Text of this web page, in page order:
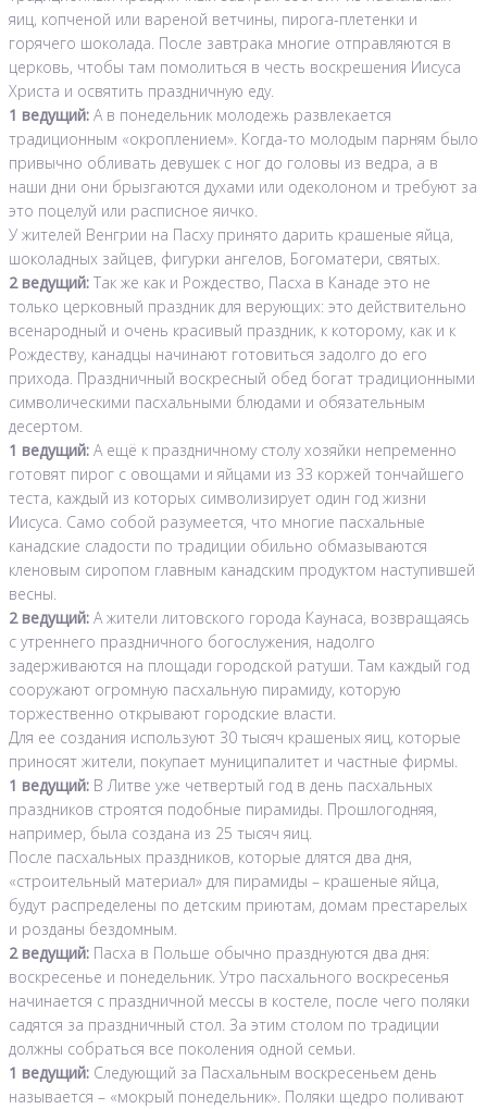
яиц, копченой или вареной ветчины, пирога-плетенки и
горячего шоколада. После завтрака многие отправляются в
церковь, чтобы там помолиться в честь воскрешения Иисуса
Христа и освятить праздничную еду.
1 ведущий: А в понедельник молодежь развлекается
традиционным «окроплением». Когда-то молодым парням было
привычно обливать девушек с ног до головы из ведра, а в
наши дни они брызгаются духами или одеколоном и требуют за
это поцелуй или расписное яичко.
У жителей Венгрии на Пасху принято дарить крашеные яйца,
шоколадных зайцев, фигурки ангелов, Богоматери, святых.
2 ведущий: Так же как и Рождество, Пасха в Канаде это не
только церковный праздник для верующих: это действительно
всенародный и очень красивый праздник, к которому, как и к
Рождеству, канадцы начинают готовиться задолго до его
прихода. Праздничный воскресный обед богат традиционными
символическими пасхальными блюдами и обязательным
десертом.
1 ведущий: А ещё к праздничному столу хозяйки непременно
готовят пирог с овощами и яйцами из 33 коржей тончайшего
теста, каждый из которых символизирует один год жизни
Иисуса. Само собой разумеется, что многие пасхальные
канадские сладости по традиции обильно обмазываются
кленовым сиропом главным канадским продуктом наступившей
весны.
2 ведущий: А жители литовского города Каунаса, возвращаясь
с утреннего праздничного богослужения, надолго
задерживаются на площади городской ратуши. Там каждый год
сооружают огромную пасхальную пирамиду, которую
торжественно открывают городские власти.
Для ее создания используют 30 тысяч крашеных яиц, которые
приносят жители, покупает муниципалитет и частные фирмы.
1 ведущий: В Литве уже четвертый год в день пасхальных
праздников строятся подобные пирамиды. Прошлогодняя,
например, была создана из 25 тысяч яиц.
После пасхальных праздников, которые длятся два дня,
«строительный материал» для пирамиды – крашеные яйца,
будут распределены по детским приютам, домам престарелых
и розданы бездомным.
2 ведущий: Пасха в Польше обычно празднуются два дня:
воскресенье и понедельник. Утро пасхального воскресенья
начинается с праздничной мессы в костеле, после чего поляки
садятся за праздничный стол. За этим столом по традиции
должны собраться все поколения одной семьи.
1 ведущий: Следующий за Пасхальным воскресеньем день
называется – «мокрый понедельник». Поляки щедро поливают